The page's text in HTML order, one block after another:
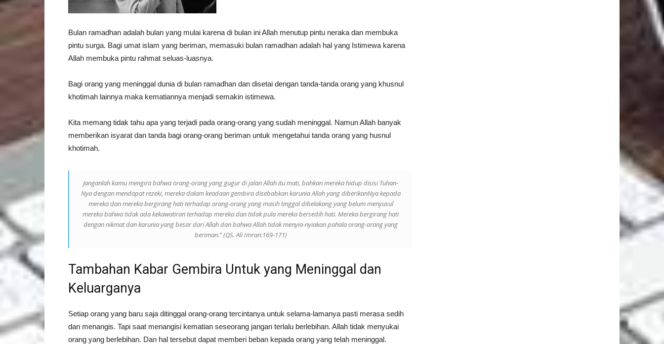
Bulan ramadhan adalah bulan yang mulai karena di bulan ini Allah menutup pintu neraka dan membuka
pintu surga. Bagi umat islam yang beriman, memasuki bulan ramadhan adalah hal yang Istimewa karena
Allah membuka pintu rahmat seluas-luasnya.
Bagi orang yang meninggal dunia di bulan ramadhan dan disetai dengan tanda-tanda orang yang khusnul
khotimah lainnya maka kematiannya menjadi semakin istimewa.
Kita memang tidak tahu apa yang terjadi pada orang-orang yang sudah meninggal. Namun Allah banyak
memberikan isyarat dan tanda bagi orang-orang beriman untuk mengetahui tanda orang yang husnul
khotimah.
Janganlah kamu mengira bahwa orang-orang yang gugur di jalan Allah itu mati, bahkan mereka hidup disisi Tuhan-
Nya dengan mendapat rezeki, mereka dalam keadaan gembira disebabkan karunia Allah yang diberikanNya kepada
mereka dan mereka bergirang hati terhadap orang-orang yang masih tinggal dibelakang yang belum menyusul
mereka bahwa tidak ada kekawatiran terhadap mereka dan tidak pula mereka bersedih hati. Mereka bergirang hati
dengan nikmat dan karunia yang besar dari Allah dan bahwa Allah tidak menyia-nyiakan pahala orang-orang yang
beriman.” (QS. Ali Imran:169-171)
Tambahan Kabar Gembira Untuk yang Meninggal dan
Keluarganya
Setiap orang yang baru saja ditinggal orang-orang tercintanya untuk selama-lamanya pasti merasa sedih
dan menangis. Tapi saat menangisi kematian seseorang jangan terlalu berlebihan. Allah tidak menyukai
orang yang berlebihan. Dan hal tersebut dapat memberi beban kepada orang yang telah meninggal.